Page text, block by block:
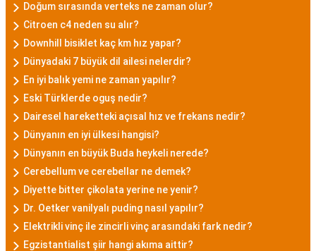
Doğum sırasında verteks ne zaman olur?
Citroen c4 neden su alır?
Downhill bisiklet kaç km hız yapar?
Dünyadaki 7 büyük dil ailesi nelerdir?
En iyi balık yemi ne zaman yapılır?
Eski Türklerde oguş nedir?
Dairesel hareketteki açısal hız ve frekans nedir?
Dünyanın en iyi ülkesi hangisi?
Dünyanın en büyük Buda heykeli nerede?
Cerebellum ve cerebellar ne demek?
Diyette bitter çikolata yerine ne yenir?
Dr. Oetker vanilyalı puding nasıl yapılır?
Elektrikli vinç ile zincirli vinç arasındaki fark nedir?
Egzistantialist şiir hangi akıma aittir?